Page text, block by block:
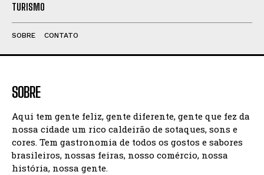
TURISMO
SOBRE CONTATO
SOBRE
Aqui tem gente feliz, gente diferente, gente que fez da
nossa cidade um rico caldeirão de sotaques, sons e
cores. Tem gastronomia de todos os gostos e sabores
brasileiros, nossas feiras, nosso comércio, nossa
história, nossa gente.